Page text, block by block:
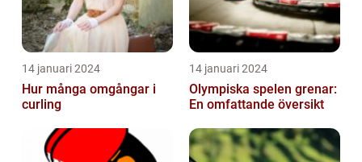
14 januari 2024
Hur många omgångar i
curling
14 januari 2024
Olympiska spelen grenar:
En omfattande översikt